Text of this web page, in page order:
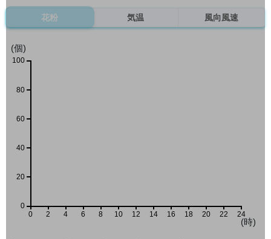
花粉 気温 風向風速
0 2 4 6 8 10 12 14 16 18 20 22 24
(個)
(時)
0
20
40
60
80
100